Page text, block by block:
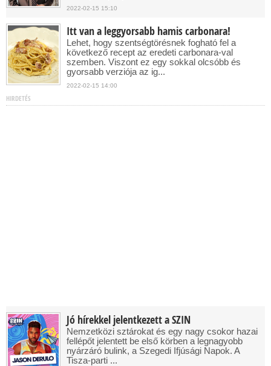
2022-02-15 15:10
Itt van a leggyorsabb hamis carbonara!
Lehet, hogy szentségtörésnek fogható fel a
következő recept az eredeti carbonara-val
szemben. Viszont ez egy sokkal olcsóbb és
gyorsabb verziója az ig...
2022-02-15 14:00
HIRDETÉS
Jó hírekkel jelentkezett a SZIN
Nemzetközi sztárokat és egy nagy csokor hazai
fellépőt jelentett be első körben a legnagyobb
nyárzáró bulink, a Szegedi Ifjúsági Napok. A
Tisza-parti ...